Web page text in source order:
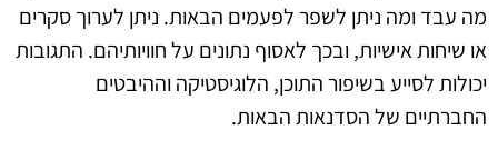
מה עבד ומה ניתן לשפר לפעמים הבאות. ניתן לערוך סקרים
או שיחות אישיות, ובכך לאסוף נתונים על חוויותיהם. התגובות
יכולות לסייע בשיפור התוכן, הלוגיסטיקה וההיבטים
החברתיים של הסדנאות הבאות.